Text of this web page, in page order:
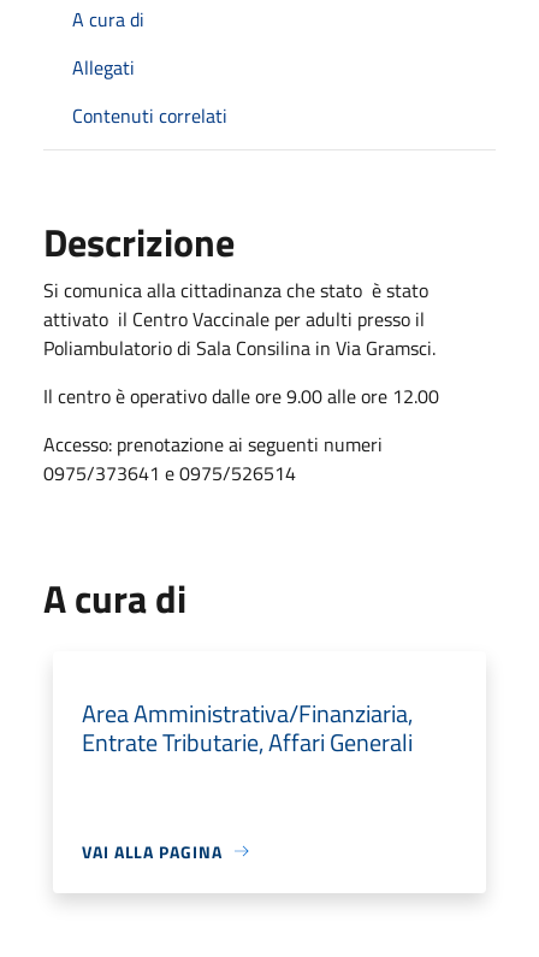
A cura di
Allegati
Contenuti correlati
Descrizione
Si comunica alla cittadinanza che stato è stato
attivato il Centro Vaccinale per adulti presso il
Poliambulatorio di Sala Consilina in Via Gramsci.
Il centro è operativo dalle ore 9.00 alle ore 12.00
Accesso: prenotazione ai seguenti numeri
0975/373641 e 0975/526514
A cura di
Area Amministrativa/Finanziaria,
Entrate Tributarie, Affari Generali
VAI ALLA PAGINA